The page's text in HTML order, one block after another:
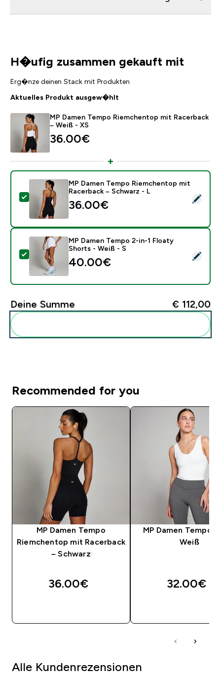
H�ufig zusammen gekauft mit
Erg�nze deinen Stack mit Produkten
Aktuelles Produkt ausgew�hlt
MP Damen Tempo Riemchentop mit Racerback
– Weiß - XS
36.00€‎
Dieses Produkt ausw�hlen - MP Damen Tempo
MP Damen Tempo Riemchentop mit
Racerback – Schwarz - L
36.00€‎
Dieses Produkt ausw�hlen - MP Damen Tempo 2-in-
MP Damen Tempo 2-in-1 Floaty
Shorts - Weiß - S
40.00€‎
Deine Summe € 112,00‎
Recommended for you
MP Damen Tempo
Riemchentop mit Racerback
– Schwarz
36.00€‎
MP Damen Tempo
Weiß
32.00€‎
Alle Kundenrezensionen